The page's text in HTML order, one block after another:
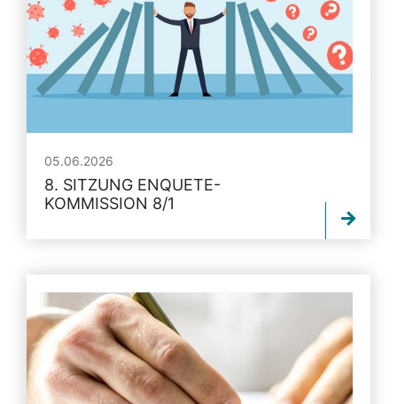
05.06.2026
8. SITZUNG ENQUETE-
KOMMISSION 8/1